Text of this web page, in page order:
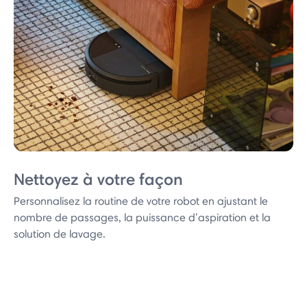
Nettoyez à votre façon
Personnalisez la routine de votre robot en ajustant le
nombre de passages, la puissance d’aspiration et la
solution de lavage.